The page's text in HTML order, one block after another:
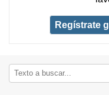
Regístrate